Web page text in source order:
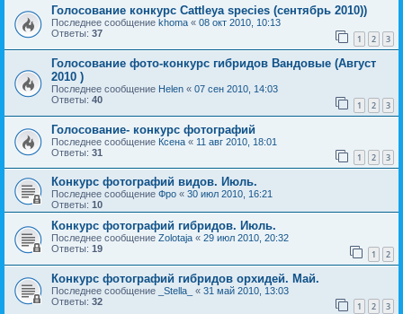
Голосование конкурс Cattleya speсies (сентябрь 2010))
Последнее сообщение khoma « 08 окт 2010, 10:13
Ответы: 37 1 2 3
Голосование фото-конкурс гибридов Вандовые (Август
2010 )
Последнее сообщение Helen « 07 сен 2010, 14:03
Ответы: 40 1 2 3
Голосование- конкурс фотографий
Последнее сообщение Ксена « 11 авг 2010, 18:01
Ответы: 31 1 2 3
Конкурс фотографий видов. Июль.
Последнее сообщение Фро « 30 июл 2010, 16:21
Ответы: 10
Конкурс фотографий гибридов. Июль.
Последнее сообщение Zolotaja « 29 июл 2010, 20:32
Ответы: 19 1 2
Конкурс фотографий гибридов орхидей. Май.
Последнее сообщение _Stella_ « 31 май 2010, 13:03
Ответы: 32 1 2 3